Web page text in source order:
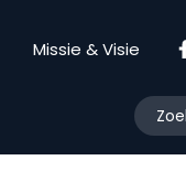
Missie & Visie